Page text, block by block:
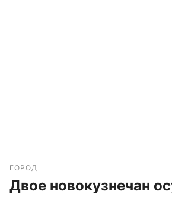
ГОРОД
Двое новокузнечан